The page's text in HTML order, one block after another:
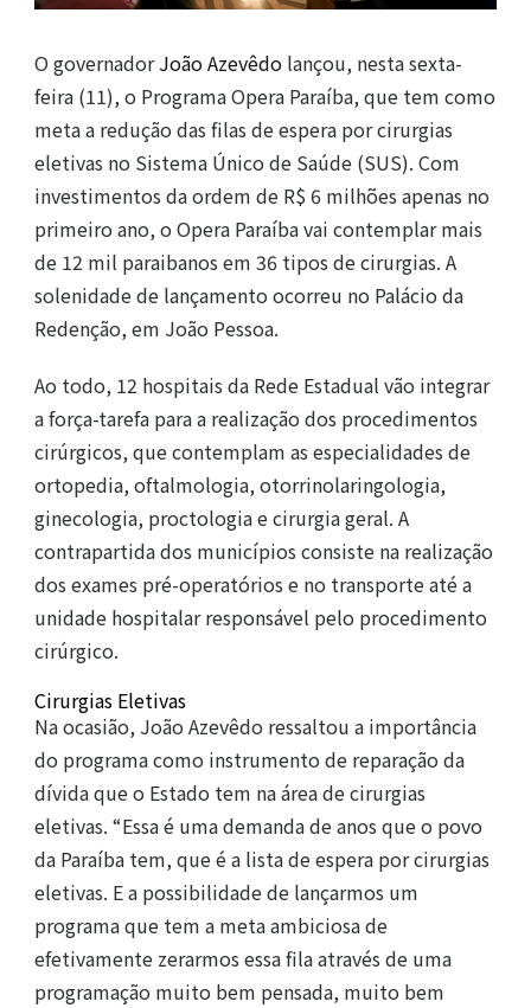
O governadorJoão Azevêdolançou, nesta sexta-
feira (11), o Programa Opera Paraíba, que tem como
meta a redução das filas de espera por cirurgias
eletivas no Sistema Único de Saúde (SUS). Com
investimentos da ordem de R$ 6 milhões apenas no
primeiro ano, o Opera Paraíba vai contemplar mais
de 12 mil paraibanos em 36 tipos de cirurgias. A
solenidade de lançamento ocorreu no Palácio da
Redenção, em João Pessoa.
Ao todo, 12 hospitais da Rede Estadual vão integrar
a força-tarefa para a realização dos procedimentos
cirúrgicos, que contemplam as especialidades de
ortopedia, oftalmologia, otorrinolaringologia,
ginecologia, proctologia e cirurgia geral. A
contrapartida dos municípios consiste na realização
dos exames pré-operatórios e no transporte até a
unidade hospitalar responsável pelo procedimento
cirúrgico.
Cirurgias Eletivas
Na ocasião, João Azevêdo ressaltou a importância
do programa como instrumento de reparação da
dívida que o Estado tem na área de cirurgias
eletivas. “Essa é uma demanda de anos que o povo
da Paraíba tem, que é a lista de espera por cirurgias
eletivas. E a possibilidade de lançarmos um
programa que tem a meta ambiciosa de
efetivamente zerarmos essa fila através de uma
programação muito bem pensada, muito bem